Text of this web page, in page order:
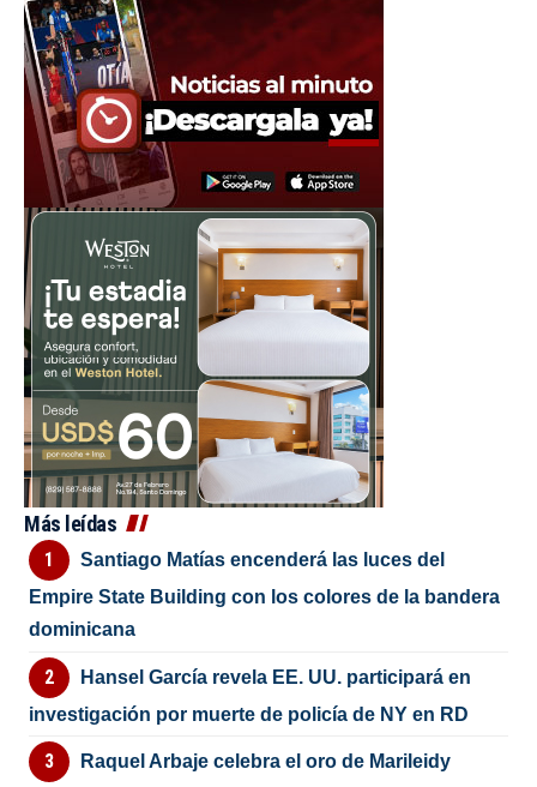
Más leídas
Santiago Matías encenderá las luces del
Empire State Building con los colores de la bandera
dominicana
Hansel García revela EE. UU. participará en
investigación por muerte de policía de NY en RD
Raquel Arbaje celebra el oro de Marileidy